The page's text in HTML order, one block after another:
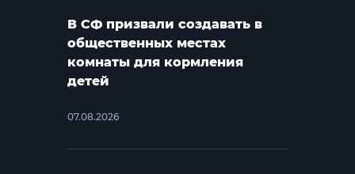
В СФ призвали создавать в
общественных местах
комнаты для кормления
детей
07.08.2026